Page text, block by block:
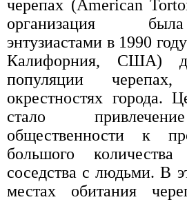
черепах (American
организация
энтузиастами в 1990
Калифорния, США)
популяции
окрестностях города.
стало
общественности к
большого
соседства с людьми. В
местах обитания